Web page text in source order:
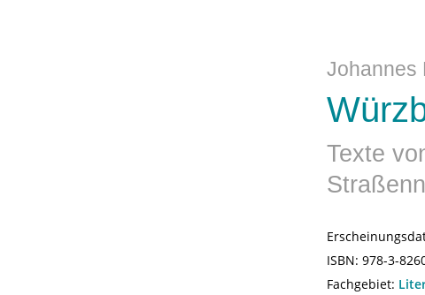
Johannes
Texte
ISBN: 978-3-
Fachgebiet: